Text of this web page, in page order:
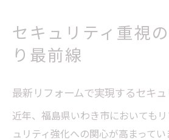
セキュリティ重視
り最前線
最新リフォームで実現するセキ
近年、福島県いわき市においても
ュリティ強化への関心が高まって